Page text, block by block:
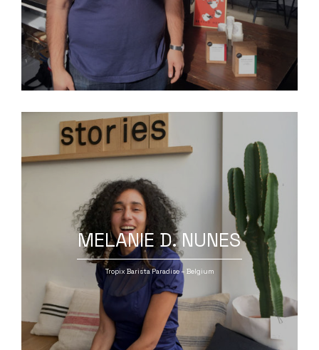
MELANIE D. NUNES
Tropix Barista Paradise – Belgium